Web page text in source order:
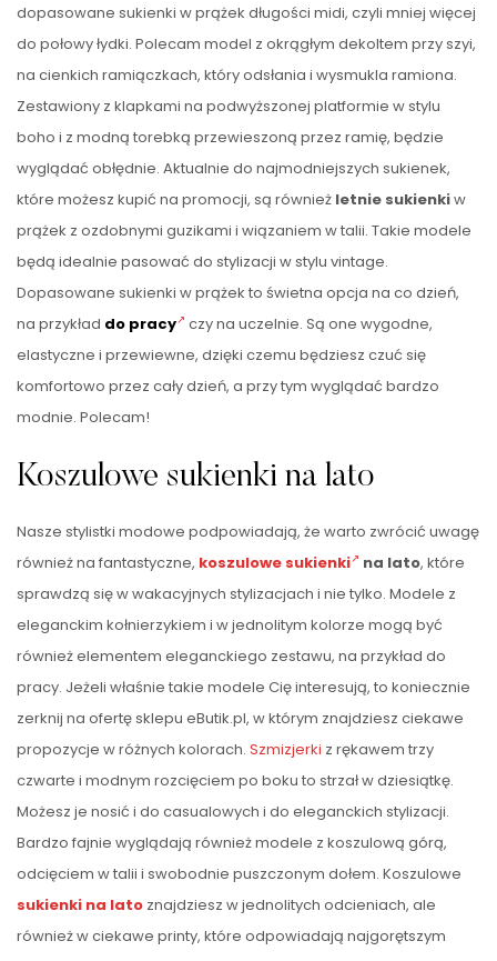
dopasowane sukienki w prążek długości midi, czyli mniej więcej
do połowy łydki. Polecam model z okrągłym dekoltem przy szyi,
na cienkich ramiączkach, który odsłania i wysmukla ramiona.
Zestawiony z klapkami na podwyższonej platformie w stylu
boho i z modną torebką przewieszoną przez ramię, będzie
wyglądać obłędnie. Aktualnie do najmodniejszych sukienek,
które możesz kupić na promocji, są również letnie sukienkiw
prążek z ozdobnymi guzikami i wiązaniem w talii. Takie modele
będą idealnie pasować do stylizacji w stylu vintage.
Dopasowane sukienki w prążek to świetna opcja na co dzień,
na przykład do pracy czy na uczelnie. Są one wygodne,
elastyczne i przewiewne, dzięki czemu będziesz czuć się
komfortowo przez cały dzień, a przy tym wyglądać bardzo
modnie. Polecam!
Koszulowe sukienki na lato
Nasze stylistki modowe podpowiadają, że warto zwrócić uwagę
również na fantastyczne, koszulowe sukienki na lato, które
sprawdzą się w wakacyjnych stylizacjach i nie tylko. Modele z
eleganckim kołnierzykiem i w jednolitym kolorze mogą być
również elementem eleganckiego zestawu, na przykład do
pracy. Jeżeli właśnie takie modele Cię interesują, to koniecznie
zerknij na ofertę sklepu eButik.pl, w którym znajdziesz ciekawe
propozycje w różnych kolorach. Szmizjerki z rękawem trzy
czwarte i modnym rozcięciem po boku to strzał w dziesiątkę.
Możesz je nosić i do casualowych i do eleganckich stylizacji.
Bardzo fajnie wyglądają również modele z koszulową górą,
odcięciem w talii i swobodnie puszczonym dołem. Koszulowe
sukienki na lato znajdziesz w jednolitych odcieniach, ale
również w ciekawe printy, które odpowiadają najgorętszym